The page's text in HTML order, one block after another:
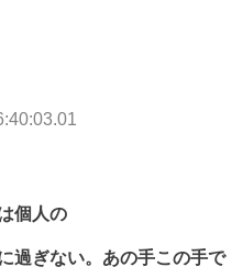
個人の
過ぎない。あの手この手で